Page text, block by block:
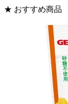
★ おすすめ商品